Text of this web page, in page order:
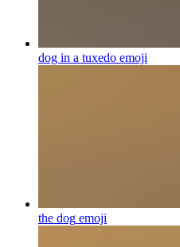
dog in a tuxedo emoji
the dog emoji